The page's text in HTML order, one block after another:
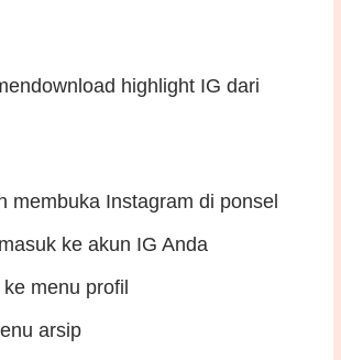
highlight IG dari
membuka Instagram di ponsel
ke akun IG Anda
menu profil
arsip